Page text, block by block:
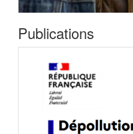
Publications